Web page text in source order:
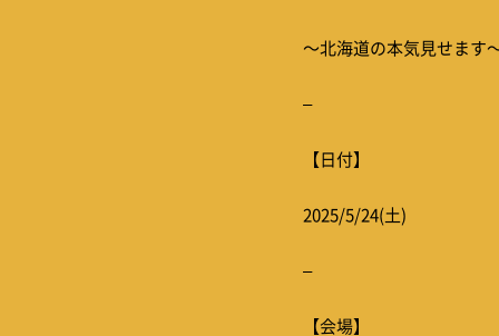
〜北海道の本気見せます
–
【日付】
2025/5/24(土)
–
【会場】